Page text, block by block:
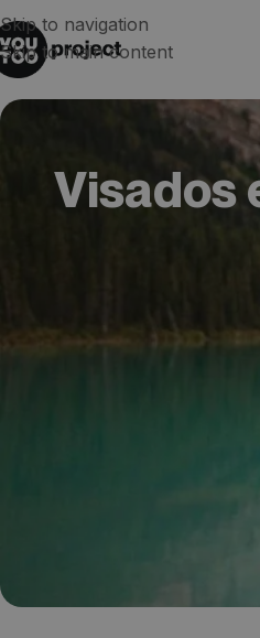
Skip to navigation
Skip to main content
Visados